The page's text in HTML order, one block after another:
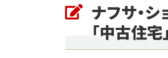
新着物件 価格変更物件
今すぐ見られる一戸建て
ナフサ・
「中古住宅